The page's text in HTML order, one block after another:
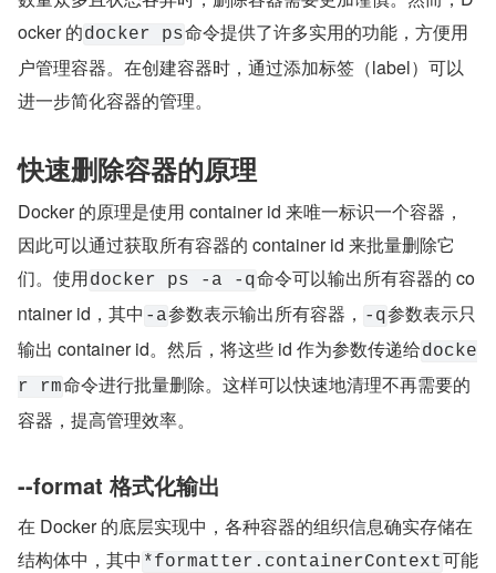
ocker 的docker ps命令提供了许多实用的功能，方便用
户管理容器。在创建容器时，通过添加标签（label）可以
进一步简化容器的管理。
快速删除容器的原理
Docker 的原理是使用 container id 来唯一标识一个容器，
因此可以通过获取所有容器的 container id 来批量删除它
们。使用docker ps -a -q命令可以输出所有容器的 co
ntainer id，其中 -a参数表示输出所有容器， -q参数表示只
输出 container id。然后，将这些 id 作为参数传递给docke
r rm命令进行批量删除。这样可以快速地清理不再需要的
容器，提高管理效率。
--format 格式化输出
在 Docker 的底层实现中，各种容器的组织信息确实存储在
结构体中，其中 *formatter.containerContext可能